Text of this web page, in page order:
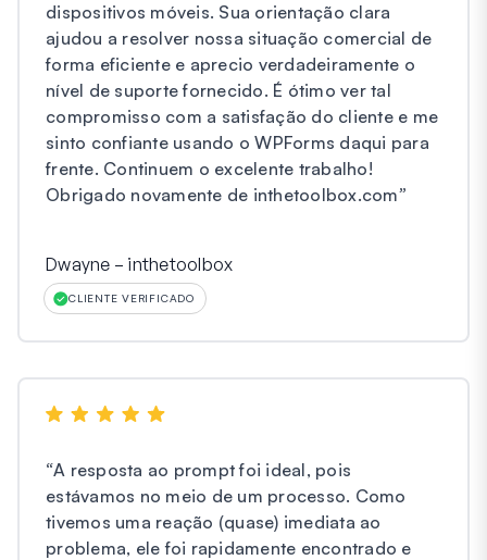
dispositivos móveis. Sua orientação clara
ajudou a resolver nossa situação comercial de
forma eficiente e aprecio verdadeiramente o
nível de suporte fornecido. É ótimo ver tal
compromisso com a satisfação do cliente e me
sinto confiante usando o WPForms daqui para
frente. Continuem o excelente trabalho!
Obrigado novamente de inthetoolbox.com”
Dwayne – inthetoolbox
CLIENTE VERIFICADO
“A resposta ao prompt foi ideal, pois
estávamos no meio de um processo. Como
tivemos uma reação (quase) imediata ao
problema, ele foi rapidamente encontrado e